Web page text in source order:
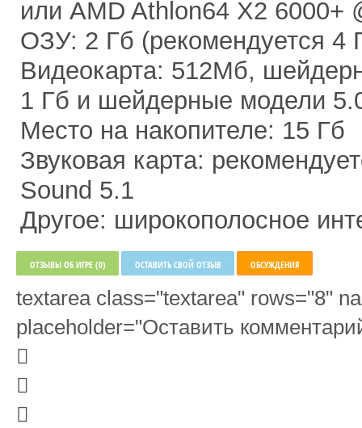
или AMD Athlon64 X2 6000+
ОЗУ: 2 Гб (рекомендуется 4
Видеокарта: 512Мб,
1 Гб и шейдерные модели
Место на накопителе: 15 Гб
Звуковая карта:
Sound 5.1
Другое: широкополосное
ОТЗЫВЫ ОБ ИГРЕ (0) ОСТАВИТЬ СВОЙ ОТЗЫВ ОБСУЖДЕНИЯ
textarea class="textarea" rows="8"
placeholder="Оставить


